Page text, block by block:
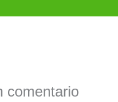
comentario